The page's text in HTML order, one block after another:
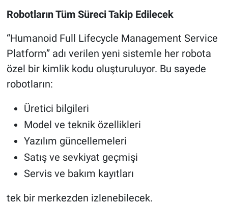
Robotların Tüm Süreci Takip Edilecek
“Humanoid Full Lifecycle Management Service
Platform” adı verilen yeni sistemle her robota
özel bir kimlik kodu oluşturuluyor. Bu sayede
robotların:
Üretici bilgileri
Model ve teknik özellikleri
Yazılım güncellemeleri
Satış ve sevkiyat geçmişi
Servis ve bakım kayıtları
tek bir merkezden izlenebilecek.